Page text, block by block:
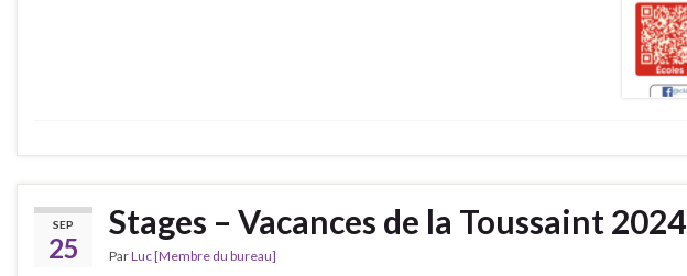
SEP
25
Stages – Vacances de la Toussaint 2024
ParLuc [Membre du bureau]